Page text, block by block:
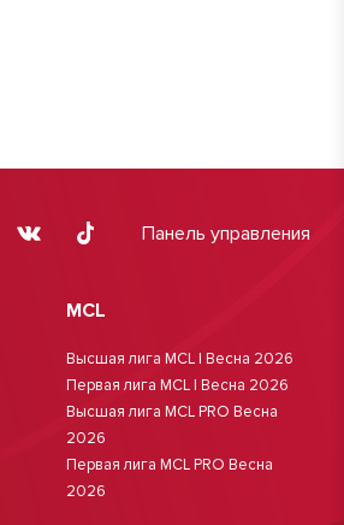
Панель управления
MCL
Высшая лига MCL | Весна 2026
Первая лига MCL | Весна 2026
Высшая лига MCL PRO Весна
2026
Первая лига MCL PRO Весна
2026